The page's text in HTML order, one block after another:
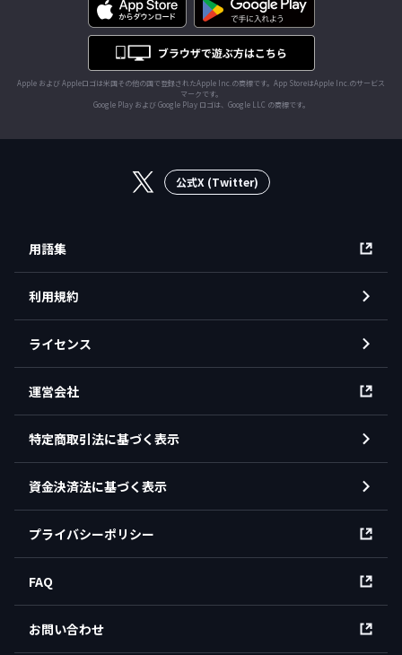
Apple および Appleロゴは米国その他の国で登録されたApple Inc.の商標です。App StoreはApple Inc.のサービス
マークです。
Google Play および Google Play ロゴは、Google LLC の商標です。
公式X (Twitter)
用語集
利用規約
ライセンス
運営会社
特定商取引法に基づく表示
資金決済法に基づく表示
プライバシーポリシー
FAQ
お問い合わせ